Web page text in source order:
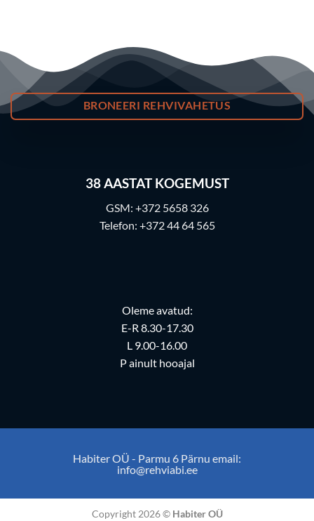
BRONEERI REHVIVAHETUS
38AASTAT KOGEMUST
GSM: +372 5658 326
Telefon: +372 44 64 565
Oleme avatud:
E-R 8.30-17.30
L 9.00-16.00
P ainult hooajal
Habiter OÜ - Parmu 6 Pärnu email:
info@rehviabi.ee
Copyright 2026 © Habiter OÜ